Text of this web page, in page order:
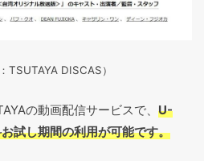
TSUTAYA DISCAS）
の動画配信サービスで、 U-
試し期間の利用が可能です。